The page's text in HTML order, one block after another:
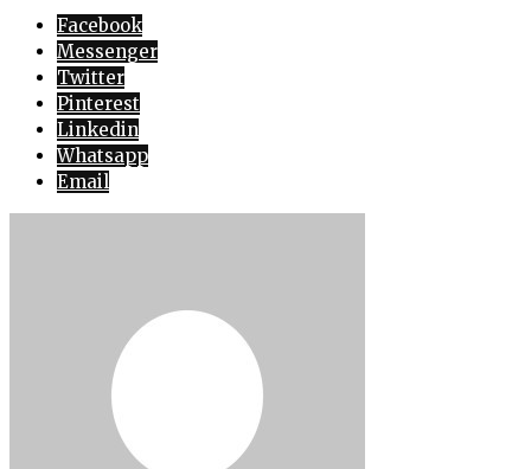
Facebook
Messenger
Twitter
Pinterest
Linkedin
Whatsapp
Email